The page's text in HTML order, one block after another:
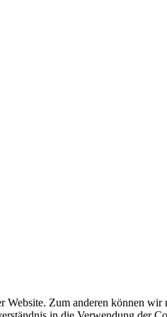
Website. Zum anderen können